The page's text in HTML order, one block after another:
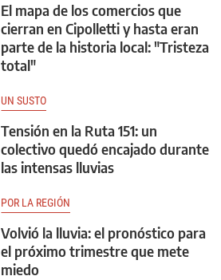
El mapa de los comercios que
cierran en Cipolletti y hasta eran
parte de la historia local: "Tristeza
total"
UN SUSTO
Tensión en la Ruta 151: un
colectivo quedó encajado durante
las intensas lluvias
POR LA REGIÓN
Volvió la lluvia: el pronóstico para
el próximo trimestre que mete
miedo